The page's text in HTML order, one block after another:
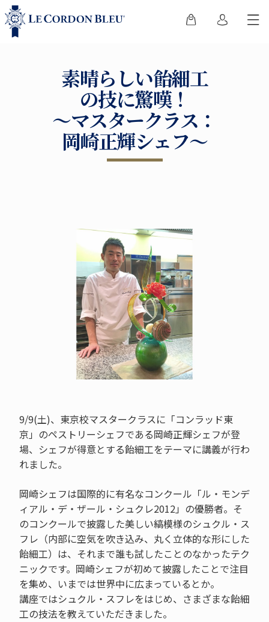
素晴らしい飴細工
の技に驚嘆！
～マスタークラス：
岡崎正輝シェフ～
9/9(土)、東京校マスタークラスに「コンラッド東
京」のペストリーシェフである岡崎正輝シェフが登
場、シェフが得意とする飴細工をテーマに講義が行わ
れました。
岡崎シェフは国際的に有名なコンクール「ル・モンデ
ィアル・デ・ザール・シュクレ2012」の優勝者。そ
のコンクールで披露した美しい縞模様のシュクル・ス
フレ（内部に空気を吹き込み、丸く立体的な形にした
飴細工）は、それまで誰も試したことのなかったテク
ニックです。岡崎シェフが初めて披露したことで注目
を集め、いまでは世界中に広まっているとか。
講座ではシュクル・スフレをはじめ、さまざまな飴細
工の技法を教えていただきました。